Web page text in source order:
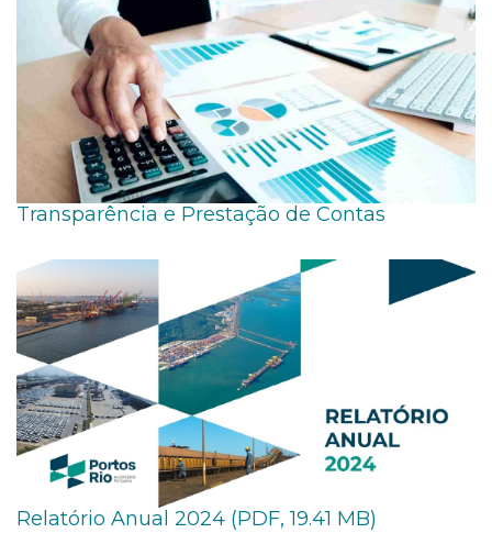
Transparência e Prestação de Contas
Relatório Anual 2024 (PDF, 19.41 MB)